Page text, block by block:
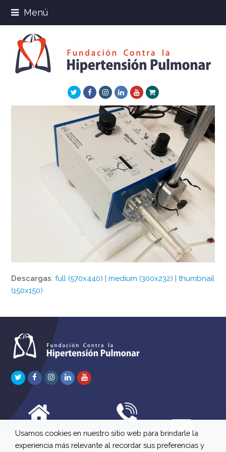
Menú
TwitterFacebookInstagram
LinkedInYoutube
Xing
Descargas:full (570x440) |medium (300x232) |thumbnail
(150x150)
TwitterFacebook
Instagram
LinkedInYoutube
C/ Río Jordán 7 bajo
647 630 515
Usamos cookies en nuestro sitio web para brindarle la
experiencia más relevante al recordar sus preferencias y